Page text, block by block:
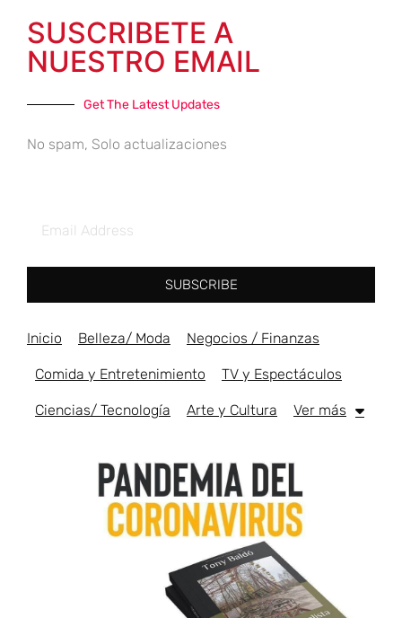
SUSCRIBETE A
NUESTRO EMAIL
Get The Latest Updates
No spam, Solo actualizaciones
SUBSCRIBE
Inicio Belleza/ Moda Negocios / Finanzas
Comida y Entretenimiento TV y Espectáculos
Ciencias/ Tecnología Arte y Cultura Ver más